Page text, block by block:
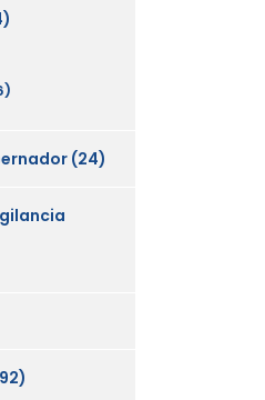
(24)